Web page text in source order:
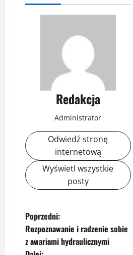
Redakcja
Administrator
Odwiedź stronę
internetową
Wyświetl wszystkie
posty
Z
o
Poprzedni:
Rozpoznawanie i radzenie sobie
z awariami hydraulicznymi